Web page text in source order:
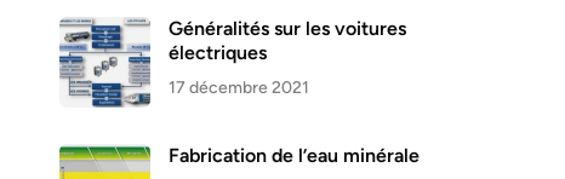
Généralités sur les voitures
électriques
17 décembre 2021
Fabrication de l’eau minérale